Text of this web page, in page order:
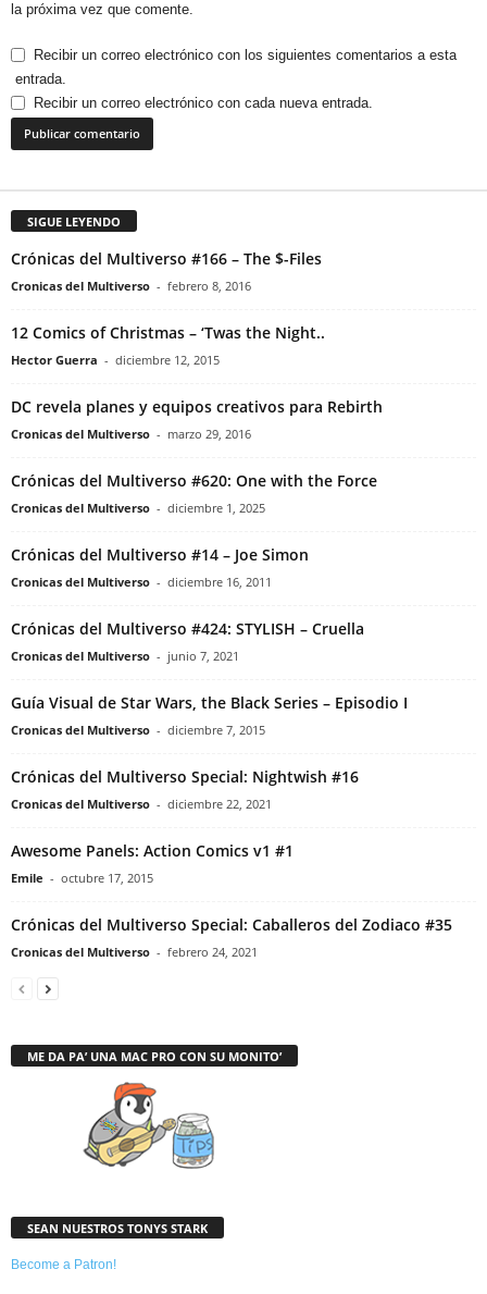
la próxima vez que comente.
Recibir un correo electrónico con los siguientes comentarios a esta
entrada.
Recibir un correo electrónico con cada nueva entrada.
SIGUE LEYENDO
Crónicas del Multiverso #166 – The $-Files
Cronicas del Multiverso - febrero 8, 2016
12 Comics of Christmas – ‘Twas the Night..
Hector Guerra - diciembre 12, 2015
DC revela planes y equipos creativos para Rebirth
Cronicas del Multiverso - marzo 29, 2016
Crónicas del Multiverso #620: One with the Force
Cronicas del Multiverso - diciembre 1, 2025
Crónicas del Multiverso #14 – Joe Simon
Cronicas del Multiverso - diciembre 16, 2011
Crónicas del Multiverso #424: STYLISH – Cruella
Cronicas del Multiverso - junio 7, 2021
Guía Visual de Star Wars, the Black Series – Episodio I
Cronicas del Multiverso - diciembre 7, 2015
Crónicas del Multiverso Special: Nightwish #16
Cronicas del Multiverso - diciembre 22, 2021
Awesome Panels: Action Comics v1 #1
Emile - octubre 17, 2015
Crónicas del Multiverso Special: Caballeros del Zodiaco #35
Cronicas del Multiverso - febrero 24, 2021
ME DA PA’ UNA MAC PRO CON SU MONITO’
SEAN NUESTROS TONYS STARK
Become a Patron!